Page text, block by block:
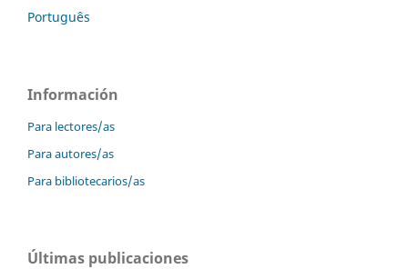
Português
Información
Para lectores/as
Para autores/as
Para bibliotecarios/as
Últimas publicaciones